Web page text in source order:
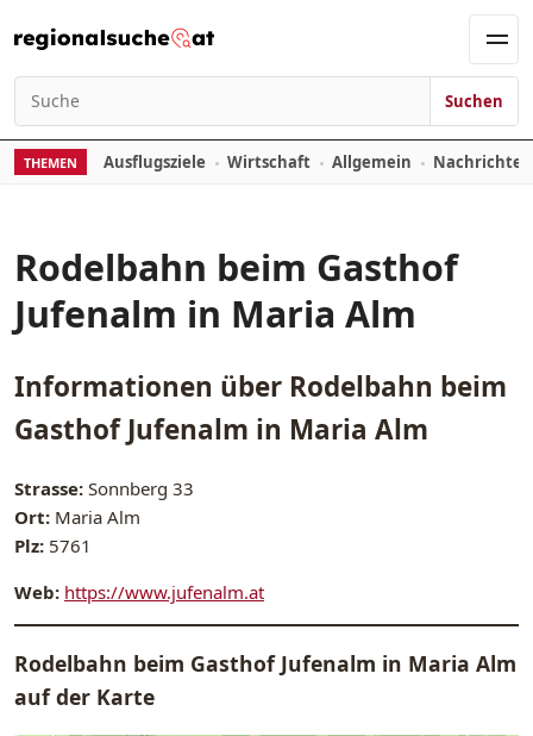
Suchen nach:
Suchen
THEMEN Ausflugsziele Wirtschaft Allgemein
Rodelbahn beim Gasthof
Jufenalm in Maria Alm
Informationen über Rodelbahn beim
Gasthof Jufenalm in Maria Alm
Strasse: Sonnberg 33
Ort: Maria Alm
Plz: 5761
Web: https://www.jufenalm.at
Rodelbahn beim Gasthof Jufenalm in Maria Alm
auf der Karte